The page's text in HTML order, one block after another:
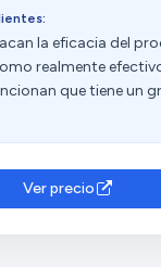
estaba defectuoso
deja ni moverse, a las
pues depende: los
que me ha
màs de treinta
llegar con un
días, como el de
la eficacia del
realmente
que tiene un
nidos a varios
en algún sitio. Las
y dispensación
Ver precio